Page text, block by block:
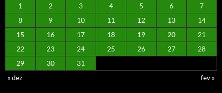
1
2 3 4 5 6
7
8
9 10 11 12 13
14
15
16 17 18 19 20
21
22
23 24 25 26 27
28
29
30
31
« dez
fev »